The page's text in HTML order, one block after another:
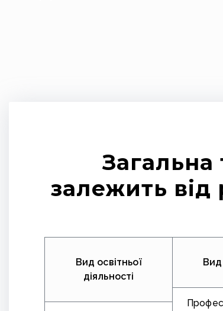
Загальна
залежить від
Вид освітньої
діяльності
Вид